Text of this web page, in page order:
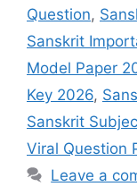
Question,
Sanskrit
Model Paper
Key 2026,
Sanskrit
Viral Question
Leave a